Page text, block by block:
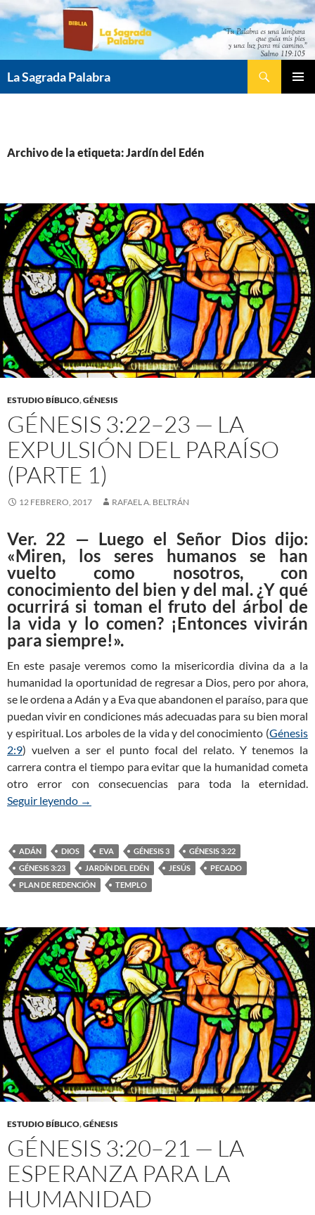
Saltar
contenido
La Sagrada Palabra
Archivo de la etiqueta: Jardín del Edén
ESTUDIO BÍBLICO,GÉNESIS
GÉNESIS 3:22–23 — LA
EXPULSIÓN DEL PARAÍSO
(PARTE 1)
12 FEBRERO, 2017 RAFAEL A. BELTRÁN
Ver. 22 — Luego el Señor Dios dijo:
«Miren, los seres humanos se han
vuelto como nosotros, con
conocimiento del bien y del mal. ¿Y qué
ocurrirá si toman el fruto del árbol de
la vida y lo comen? ¡Entonces vivirán
para siempre!».
En este pasaje veremos como la misericordia divina da a la
humanidad la oportunidad de regresar a Dios, pero por ahora,
se le ordena a Adán y a Eva que abandonen el paraíso, para que
puedan vivir en condiciones más adecuadas para su bien moral
y espiritual. Los arboles de la vida y del conocimiento (Génesis
2:9) vuelven a ser el punto focal del relato. Y tenemos la
carrera contra el tiempo para evitar que la humanidad cometa
otro error con consecuencias para toda la eternidad.
Seguir leyendo Génesis 3:22–23 — La expulsión del Paraíso
→
ADÁN DIOS EVA GÉNESIS 3
GÉNESIS 3:22
GÉNESIS 3:23
JARDÍN DEL EDÉN JESÚS
PECADO
PLAN DE REDENCIÓN
TEMPLO
ESTUDIO BÍBLICO,GÉNESIS
GÉNESIS 3:20–21 — LA
ESPERANZA PARA LA
HUMANIDAD